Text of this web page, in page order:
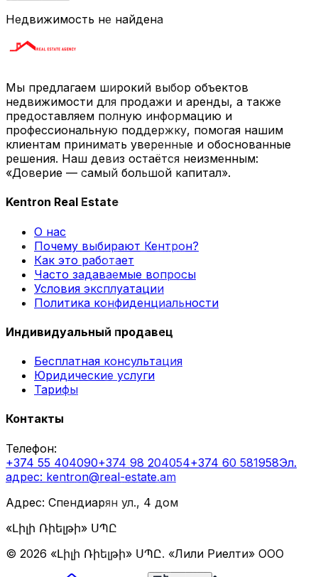
Недвижимость не найдена
Мы предлагаем широкий выбор объектов
недвижимости для продажи и аренды, а также
предоставляем полную информацию и
профессиональную поддержку, помогая нашим
клиентам принимать уверенные и обоснованные
решения. Наш девиз остаётся неизменным:
«Доверие — самый большой капитал».
Kentron Real Estate
О нас
Почему выбирают Кентрон?
Как это работает
Часто задаваемые вопросы
Условия эксплуатации
Политика конфиденциальности
Индивидуальный продавец
Бесплатная консультация
Юридические услуги
Тарифы
Контакты
Телефон:
+374 55 404090+374 98 204054+374 60 581958Эл.
адрес: kentron@real-estate.am
Адрес: Спендиарян ул., 4 дом
«Լիլի Ռիելթի» ՍՊԸ
© 2026 «Լիլի Ռիելթի» ՍՊԸ. «Лили Риелти» ООО